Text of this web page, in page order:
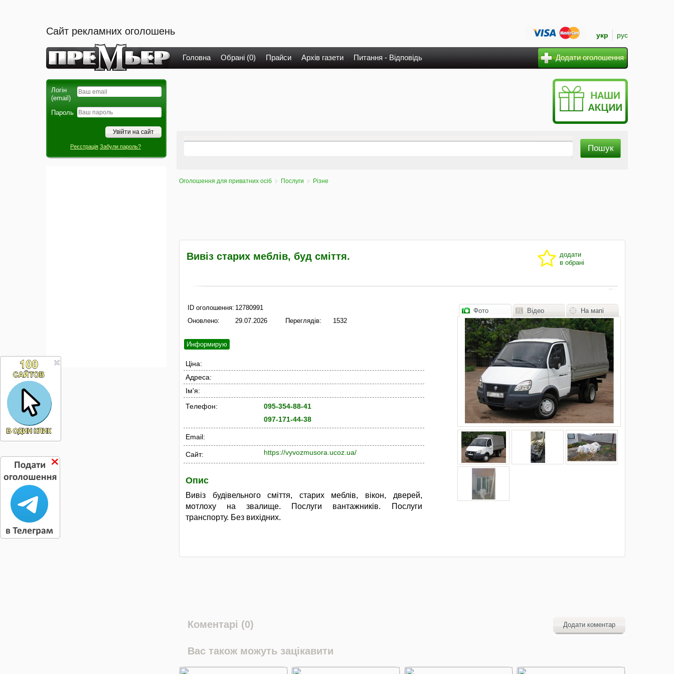
Сайт рекламних оголошень укр рус
Головна Обрані (0) Прайси Архів газети Питання - Відповідь Додати оголошення
Логін
(email)
Пароль
Реєстрація Забули пароль?
Оголошення для приватних осіб Послуги Різне
Вивіз старих меблів, буд сміття.
додати
в обрані
ID оголошення: 12780991
Оновлено:
29.07.2026 Переглядів: 1532
Информирую
Ціна:
Адреса:
Ім'я:
Телефон:
095-354-88-41
097-171-44-38
Email:
Сайт: https://vyvozmusora.ucoz.ua/
Опис
Вивіз будівельного сміття, старих меблів, вікон, дверей,
мотлоху на звалище. Послуги вантажників. Послуги
транспорту. Без вихідних.
Фото Відео На мапі
Коментарі (0) Додати коментар
Вас також можуть зацікавити